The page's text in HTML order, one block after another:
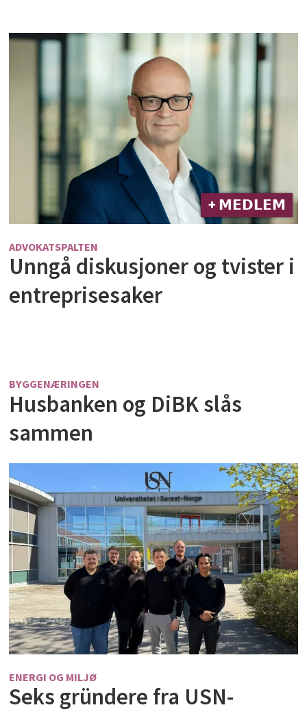
+ 𝗠𝗘𝗗𝗟𝗘𝗠
ADVOKATSPALTEN
Unngå diskusjoner og tvister i
entreprisesaker
BYGGENÆRINGEN
Husbanken og DiBK slås
sammen
ENERGI OG MILJØ
Seks gründere fra USN-